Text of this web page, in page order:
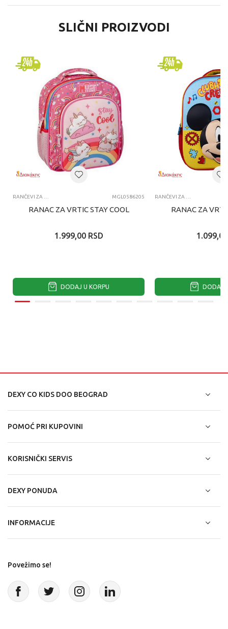
SLIČNI PROIZVODI
RANČEVI ZA VRTIĆ MGL0586205
RANAC ZA VRTIC STAY COOL
1.999,00 RSD
DODAJ U KORPU
RANČEVI ZA VRTIĆ
RANAC ZA
1.099,00
DODAJ
DEXY CO KIDS DOO BEOGRAD
POMOĆ PRI KUPOVINI
KORISNIČKI SERVIS
DEXY PONUDA
INFORMACIJE
Povežimo se!